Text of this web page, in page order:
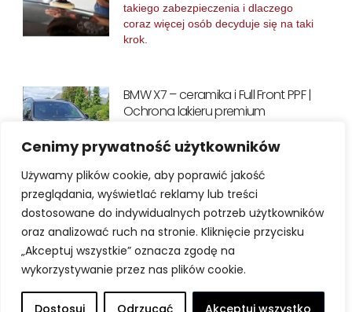
Cenimy prywatność użytkowników
Używamy plików cookie, aby poprawić jakość
przeglądania, wyświetlać reklamy lub treści
dostosowane do indywidualnych potrzeb użytkowników
oraz analizować ruch na stronie. Kliknięcie przycisku
„Akceptuj wszystkie” oznacza zgodę na
wykorzystywanie przez nas plików cookie.
Dostosuj Odrzucać Akceptuj wszystko
takiego zabezpieczenia i dlaczego
coraz więcej osób decyduje się na taki
krok.
BMW X7 – ceramika i Full Front PPF |
Ochrona lakieru premium
dla perfekcyjnej ochrony lakieru
Ford Transit Custom – ceramika
na 5+ lat blasku lakieru
Szary Ford Transit Custom – ceramika
Biznesowy koń pociągowy, który